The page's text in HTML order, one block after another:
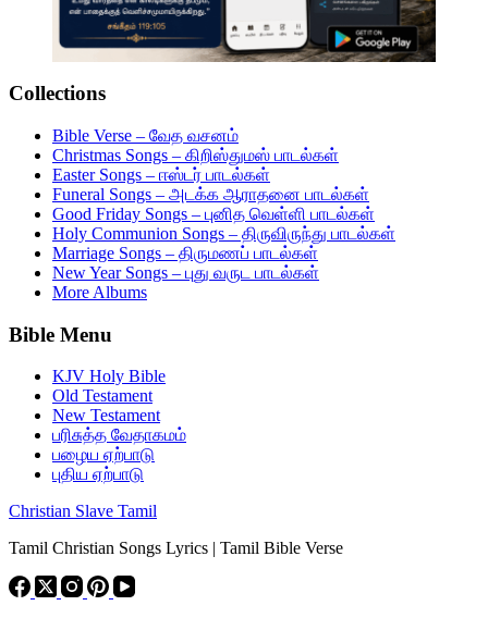
Collections
Bible Verse – வேத வசனம்
Christmas Songs – கிறிஸ்துமஸ் பாடல்கள்
Easter Songs – ஈஸ்டர் பாடல்கள்
Funeral Songs – அடக்க ஆராதனை பாடல்கள்
Good Friday Songs – புனித வெள்ளி பாடல்கள்
Holy Communion Songs – திருவிருந்து பாடல்கள்
Marriage Songs – திருமணப் பாடல்கள்
New Year Songs – புது வருட பாடல்கள்
More Albums
Bible Menu
KJV Holy Bible
Old Testament
New Testament
பரிசுத்த வேதாகமம்
பழைய ஏற்பாடு
புதிய ஏற்பாடு
Christian Slave Tamil
Tamil Christian Songs Lyrics | Tamil Bible Verse